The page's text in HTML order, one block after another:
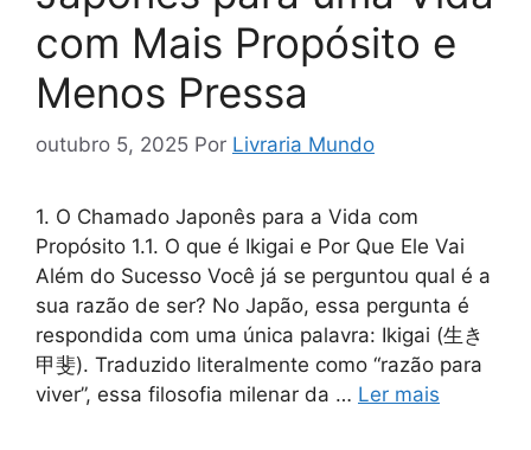
com Mais Propósito e
Menos Pressa
outubro 5, 2025 Por Livraria Mundo
1. O Chamado Japonês para a Vida com
Propósito 1.1. O que é Ikigai e Por Que Ele Vai
Além do Sucesso Você já se perguntou qual é a
sua razão de ser? No Japão, essa pergunta é
respondida com uma única palavra: Ikigai (生き
甲斐). Traduzido literalmente como “razão para
viver”, essa filosofia milenar da … Ler mais